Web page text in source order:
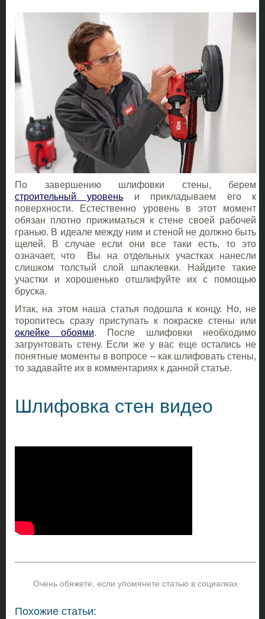
По завершению шлифовки стены, берем
строительный уровень и прикладываем его к
поверхности. Естественно уровень в этот момент
обязан плотно прижиматься к стене своей рабочей
гранью. В идеале между ним и стеной не должно быть
щелей. В случае если они все таки есть, то это
означает, что Вы на отдельных участках нанесли
слишком толстый слой шпаклевки. Найдите такие
участки и хорошенько отшлифуйте их с помощью
бруска.
Итак, на этом наша статья подошла к концу. Но, не
торопитесь сразу приступать к покраске стены или
оклейке обоями. После шлифовки необходимо
загрунтовать стену. Если же у вас еще остались не
понятные моменты в вопросе – как шлифовать стены,
то задавайте их в комментариях к данной статье.
Шлифовка стен видео
Очень обяжете, если упомянете статью в социалках
Похожие статьи: